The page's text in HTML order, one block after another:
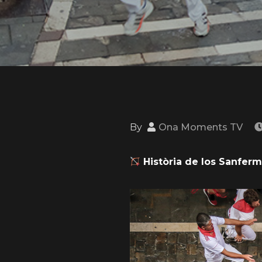
By Ona Moments TV
Història de los